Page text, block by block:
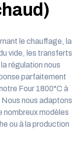
le chauffage, la
vide, les transferts
régulation nous
parfaitement
Four 1800°C à
Nous nous adaptons
nombreux modèles
ou à la production